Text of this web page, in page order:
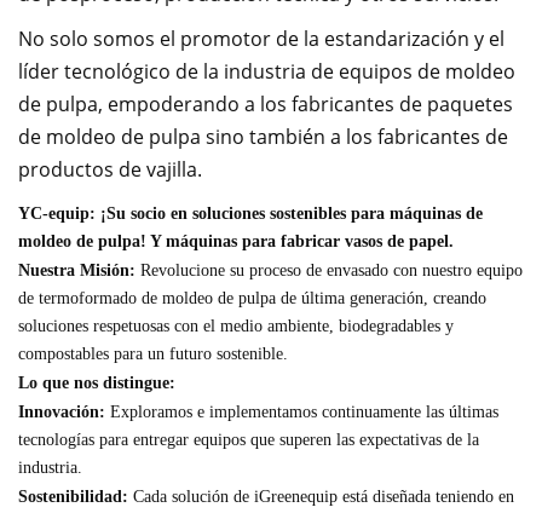
No solo somos el promotor de la estandarización y el
líder tecnológico de la industria de equipos de moldeo
de pulpa, empoderando a los fabricantes de paquetes
de moldeo de pulpa sino también a los fabricantes de
productos de vajilla.
YC-equip: ¡Su socio en soluciones sostenibles para máquinas de
moldeo de pulpa! Y máquinas para fabricar vasos de papel.
Nuestra Misión: Revolucione su proceso de envasado con nuestro equipo
de termoformado de moldeo de pulpa de última generación, creando
soluciones respetuosas con el medio ambiente, biodegradables y
compostables para un futuro sostenible.
Lo que nos distingue:
Innovación: Exploramos e implementamos continuamente las últimas
tecnologías para entregar equipos que superen las expectativas de la
industria.
Sostenibilidad: Cada solución de iGreenequip está diseñada teniendo en